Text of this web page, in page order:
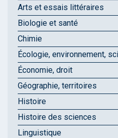
Arts et essais littéraires
Biologie et santé
Chimie
Écologie, environnement,
Économie, droit
Géographie, territoires
Histoire
Histoire des sciences
Linguistique